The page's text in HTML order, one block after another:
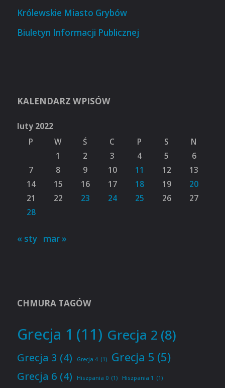
Królewskie Miasto Grybów
Biuletyn Informacji Publicznej
KALENDARZ WPISÓW
luty 2022
P
W Ś C P S
N
1
2 3 4 5
6
7
8 9 10 11 12
13
14
15 16 17 18 19
20
21
22 23 24 25 26
27
28
« sty mar »
CHMURA TAGÓW
Grecja 1 (11) Grecja 2 (8)
Grecja 3 (4) Grecja 4 (1) Grecja 5 (5)
Grecja 6 (4) Hiszpania 0 (1) Hiszpania 1 (1)